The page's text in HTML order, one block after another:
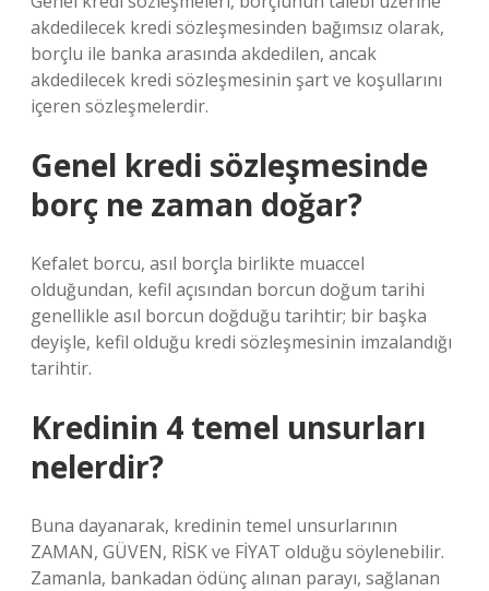
akdedilecek kredi sözleşmesinden bağımsız olarak,
borçlu ile banka arasında akdedilen, ancak
akdedilecek kredi sözleşmesinin şart ve koşullarını
içeren sözleşmelerdir.
Genel kredi sözleşmesinde
borç ne zaman doğar?
Kefalet borcu, asıl borçla birlikte muaccel
olduğundan, kefil açısından borcun doğum tarihi
genellikle asıl borcun doğduğu tarihtir; bir başka
deyişle, kefil olduğu kredi sözleşmesinin imzalandığı
tarihtir.
Kredinin 4 temel unsurları
nelerdir?
Buna dayanarak, kredinin temel unsurlarının
ZAMAN, GÜVEN, RİSK ve FİYAT olduğu söylenebilir.
Zamanla, bankadan ödünç alınan parayı, sağlanan